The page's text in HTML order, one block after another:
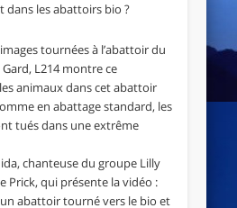
dans les abattoirs bio ?
tournées à l’abattoir du
L214 montre ce
animaux dans cet abattoir
en abattage standard, les
tués dans une extrême
chanteuse du groupe Lilly
Prick, qui présente la vidéo :
abattoir tourné vers le bio et